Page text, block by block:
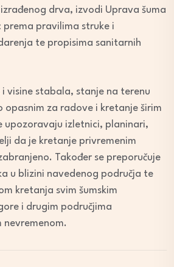
drva, izvodi Uprava šuma
prema pravilima struke i
te propisima sanitarnih
visine stabala, stanje na terenu
opasnim za radove i kretanje širim
upozoravaju izletnici, planinari,
da je kretanje privremenim
Također se preporučuje
u blizini navedenog područja te
kretanja svim šumskim
i drugim područjima
nevremenom.